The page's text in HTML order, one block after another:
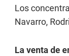
Los
Navarro,
La venta de